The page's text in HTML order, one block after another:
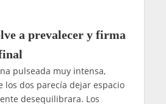
a prevalecer y firma
pulseada muy intensa,
los dos parecía dejar espacio
desequilibrara. Los